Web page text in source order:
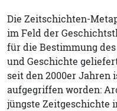
Die Zeitschichten-
im Feld der
für die Bestimmung
und Geschichte
seit den 2000er Jahren
aufgegriffen worden:
jüngste Zeitgeschichte